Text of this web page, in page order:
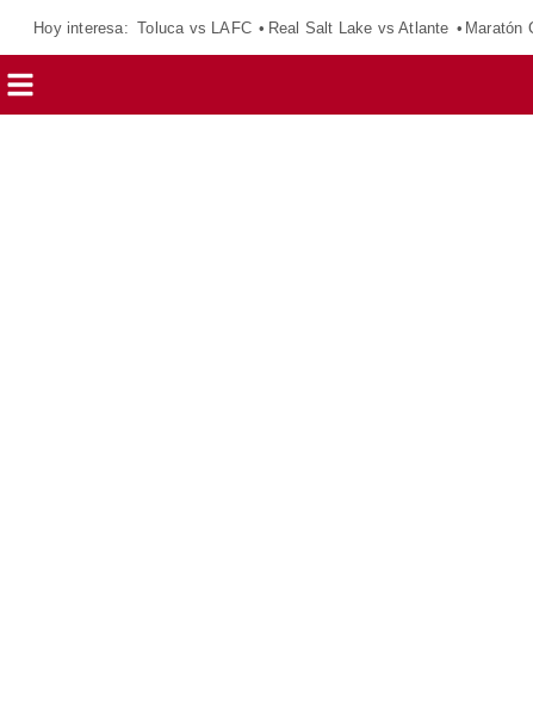
Hoy interesa: Toluca vs LAFC Real Salt Lake vs Atlante Maratón